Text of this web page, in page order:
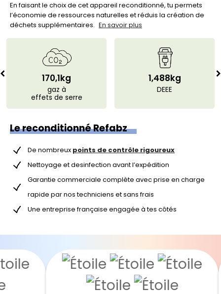
En faisant le choix de cet appareil reconditionné, tu permets
l’économie de ressources naturelles et réduis la création de
déchets supplémentaires. En savoir plus
170,1kg
gaz à
effets de serre
1,488kg
DEEE
Le reconditionné Refabz
De nombreux points de contrôle rigoureux
Nettoyage et desinfection avant l’expédition
Garantie commerciale complète avec prise en charge
rapide par nos techniciens et sans frais
Une entreprise française engagée à tes côtés